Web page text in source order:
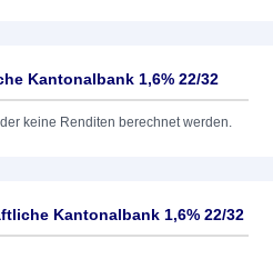
Kantonalbank 1,6% 22/32
keine Renditen berechnet werden.
Kantonalbank 1,6% 22/32